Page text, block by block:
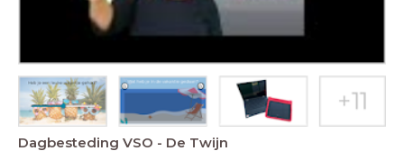
Dagbesteding VSO - De Twijn